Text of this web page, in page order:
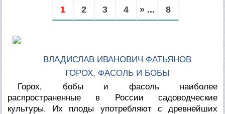
1 2 3 4 » ... 8
ВЛАДИСЛАВ ИВАНОВИЧ ФАТЬЯНОВ
ГОРОХ, ФАСОЛЬ И БОБЫ
Горох, бобы и фасоль наиболее
распространенные в России садоводческие
культуры. Их плоды употребляют с древнейших